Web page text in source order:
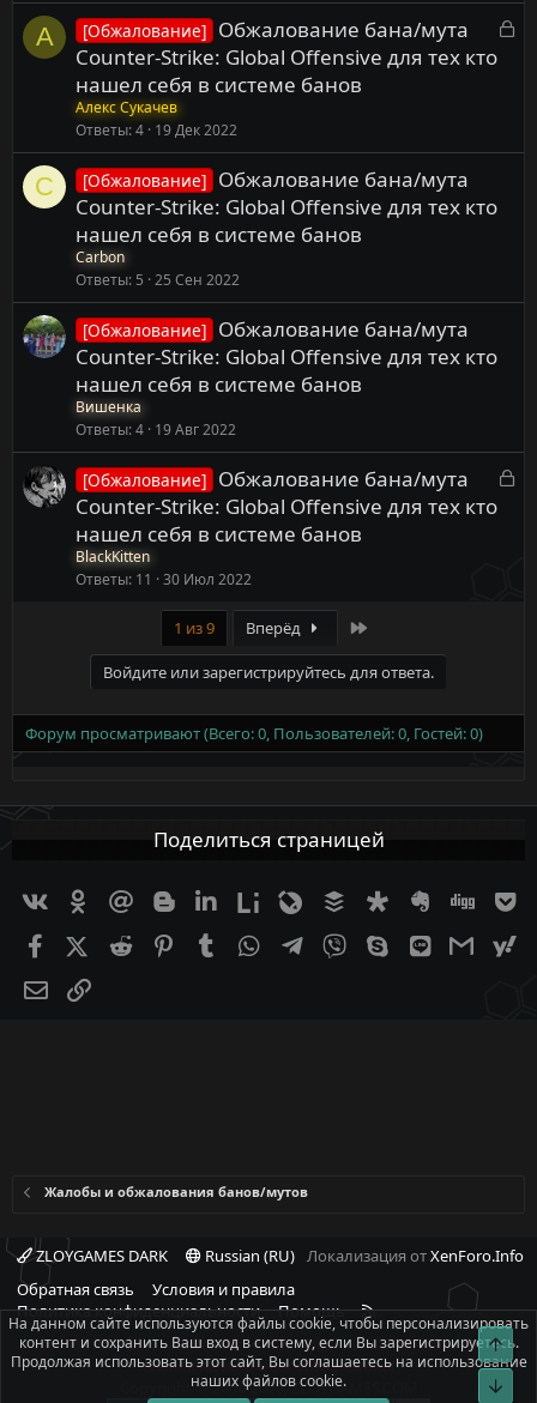
А
З
т
[Обжалование] Обжалование бана/мута
Counter-Strike: Global Offensive для тех кто
нашел себя в системе банов
Алекс Сукачев
Ответы 4 19 Дек 2022
C [Обжалование] Обжалование бана/мута
Counter-Strike: Global Offensive для тех кто
нашел себя в системе банов
Carbon
Ответы 5 25 Сен 2022
[Обжалование] Обжалование бана/мута
Counter-Strike: Global Offensive для тех кто
нашел себя в системе банов
Вишенка
Ответы 4 19 Авг 2022
З
[Обжалование] Обжалование бана/мута
Counter-Strike: Global Offensive для тех кто
нашел себя в системе банов
BlackKitten
Ответы 11 30 Июл 2022
1 из 9 Вперёд
Войдите или зарегистрируйтесь для ответа.
Форум просматривают (Всего: 0, Пользователей: 0, Гостей: 0)
Поделиться страницей
ВконтактеОдноклассники
Mail.ru BloggerLinkedin
LiveinternetLivejournal
Buffer DiasporaEvernote
Digg
FacebookX (Twitter)
Reddit PinterestTumblr WhatsAppTelegram
Viber Skype LineGmail
Электронная почта
Жалобы и обжалования банов/мутов
ZLOYGAMES DARK Russian (RU) Локализация отXenForo.Info
Обратная связь
Условия и правила
Политика конфиденциальности
Помощь
R
S
S
При полном или частичном использовании материалов сайта -
ссылка на источник обязательна!
Copyright © 2008-2026, ZLOYGAMES.COM
На данном сайте используются файлы cookie, чтобы персонализировать
контент и сохранить Ваш вход в систему, если Вы зарегистрируетесь.
Продолжая использовать этот сайт, Вы соглашаетесь на использование
наших файлов cookie.